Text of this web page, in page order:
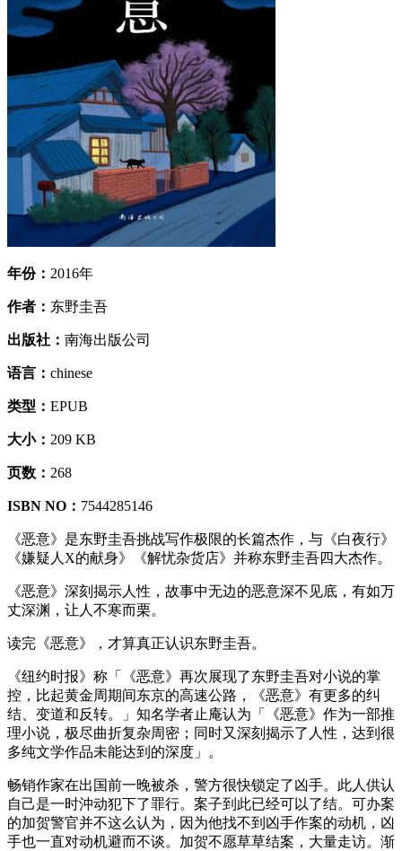
年份： 2016年
作者： 东野圭吾
出版社： 南海出版公司
语言： chinese
类型： EPUB
大小： 209 KB
页数： 268
ISBN NO： 7544285146
《恶意》是东野圭吾挑战写作极限的长篇杰作，与《白夜行》
《嫌疑人X的献身》《解忧杂货店》并称东野圭吾四大杰作。
《恶意》深刻揭示人性，故事中无边的恶意深不见底，有如万
丈深渊，让人不寒而栗。
读完《恶意》，才算真正认识东野圭吾。
《纽约时报》称「《恶意》再次展现了东野圭吾对小说的掌
控，比起黄金周期间东京的高速公路，《恶意》有更多的纠
结、变道和反转。」知名学者止庵认为「《恶意》作为一部推
理小说，极尽曲折复杂周密；同时又深刻揭示了人性，达到很
多纯文学作品未能达到的深度」。
畅销作家在出国前一晚被杀，警方很快锁定了凶手。此人供认
自己是一时沖动犯下了罪行。案子到此已经可以了结。可办案
的加贺警官并不这么认为，因为他找不到凶手作案的动机，凶
手也一直对动机避而不谈。加贺不愿草草结案，大量走访。渐